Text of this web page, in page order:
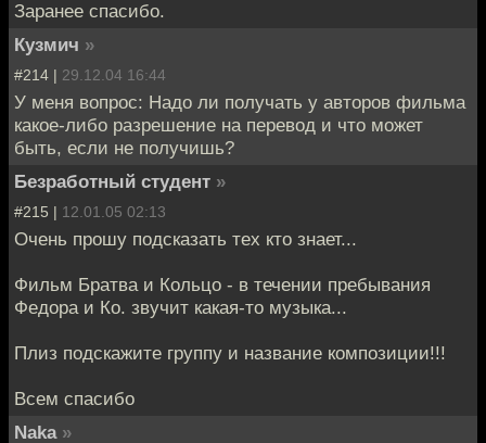
Заранее спасибо.
Кузмич »
#214 | 29.12.04 16:44
У меня вопрос: Надо ли получать у авторов фильма
какое-либо разрешение на перевод и что может
быть, если не получишь?
Безработный студент »
#215 | 12.01.05 02:13
Очень прошу подсказать тех кто знает...
Фильм Братва и Кольцо - в течении пребывания
Федора и Ко. звучит какая-то музыка...
Плиз подскажите группу и название композиции!!!
Всем спасибо
Naka »